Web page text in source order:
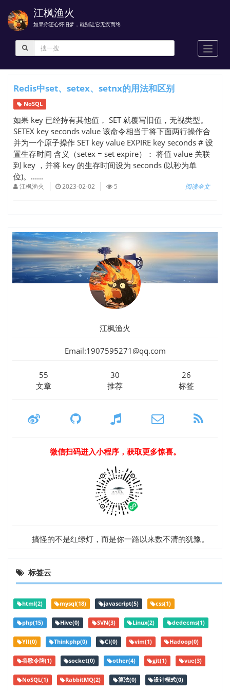
江枫渔火
如果你还心怀旧梦，就别让它无疾而终
Toggle
Redis中set、setex、setnx的用法和区别
NoSQL
如果 key 已经持有其他值， SET 就覆写旧值，无视类型。
SETEX key seconds value 该命令相当于将下面两行操作合
并为一个原子操作 SET key value EXPIRE key seconds # 设
置生存时间 含义（setex = set expire）： 将值 value 关联
到 key ，并将 key 的生存时间设为 seconds (以秒为单
位)。......
江枫渔火 2023-02-02 5 阅读全文
江枫渔火
Email:1907595271@qq.com
55
文章
30
推荐
26
标签
微信扫码进入小程序，获取更多惊喜。
搞怪的不是红绿灯，而是你一路以来数不清的犹豫。
标签云
html(2) mysql(18) javascript(5) css(1)
php(15) Hive(0) SVN(3) Linux(2) dedecms(1)
YII(0) Thinkphp(0) CI(0) vim(1) Hadoop(0)
谷歌令牌(1) socket(0) other(4) git(1) vue(3)
NoSQL(1) RabbitMQ(2) 算法(0) 设计模式(0)